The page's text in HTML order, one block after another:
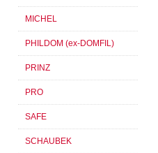
MICHEL
PHILDOM (ex-DOMFIL)
PRINZ
PRO
SAFE
SCHAUBEK